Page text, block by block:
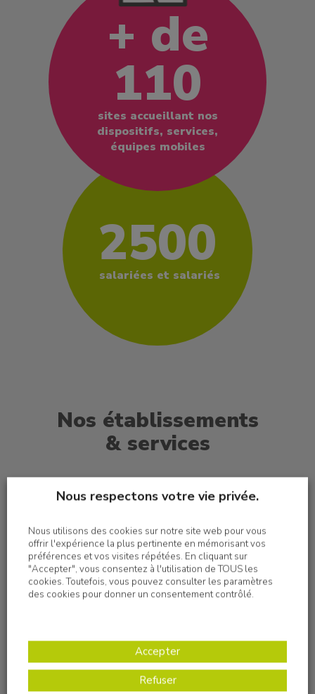
2500
salariées et salariés
+ de
110
sites accueillant nos
dispositifs, services,
équipes mobiles
Nos établissements
& services
Nous respectons votre vie privée.
Nous utilisons des cookies sur notre site web pour vous
offrir l'expérience la plus pertinente en mémorisant vos
préférences et vos visites répétées. En cliquant sur
"Accepter", vous consentez à l'utilisation de TOUS les
cookies. Toutefois, vous pouvez consulter les paramètres
des cookies pour donner un consentement contrôlé.
Accepter
Refuser